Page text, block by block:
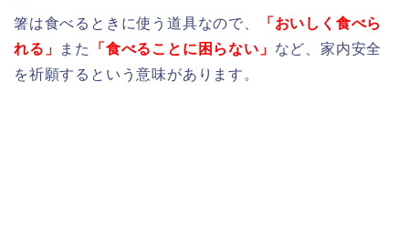
箸は食べるときに使う道具なので、 「 おいしく食べら
れる 」 また 「食べることに困らない」 など、家内安全
を祈願するという意味があります。